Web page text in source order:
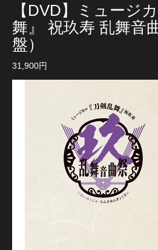
【DVD】ミュージ
舞』 祝玖寿 乱舞音
盤）
31,900円